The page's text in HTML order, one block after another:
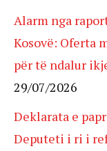
Alarm nga
Kosovë: Oferta
për të ndalur
29/07/2026
Deklarata e
Deputeti i ri i